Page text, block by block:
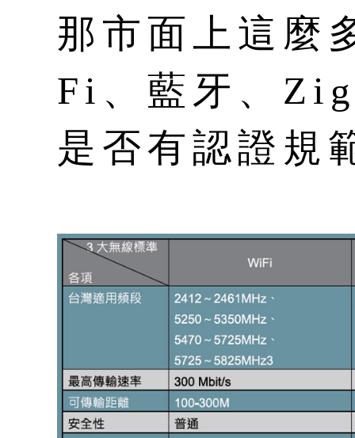
那市面上這麼
Fi、藍牙、
是否有認證規